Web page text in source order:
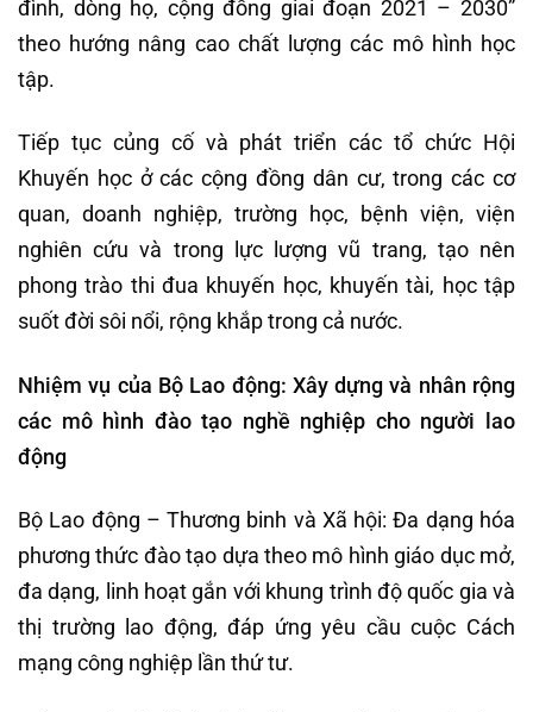
đình, dòng họ, cộng đồng giai đoạn 2021 – 2030”
theo hướng nâng cao chất lượng các mô hình học
tập.
Tiếp tục củng cố và phát triển các tổ chức Hội
Khuyến học ở các cộng đồng dân cư, trong các cơ
quan, doanh nghiệp, trường học, bệnh viện, viện
nghiên cứu và trong lực lượng vũ trang, tạo nên
phong trào thi đua khuyến học, khuyến tài, học tập
suốt đời sôi nổi, rộng khắp trong cả nước.
Nhiệm vụ của Bộ Lao động: Xây dựng và nhân rộng
các mô hình đào tạo nghề nghiệp cho người lao
động
Bộ Lao động – Thương binh và Xã hội: Đa dạng hóa
phương thức đào tạo dựa theo mô hình giáo dục mở,
đa dạng, linh hoạt gắn với khung trình độ quốc gia và
thị trường lao động, đáp ứng yêu cầu cuộc Cách
mạng công nghiệp lần thứ tư.